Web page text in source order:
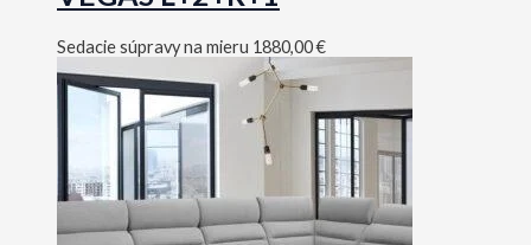
Sedacie súpravy na mieru 1880,00€